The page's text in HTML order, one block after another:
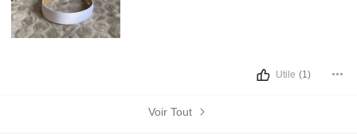
Utile (1)
Voir Tout